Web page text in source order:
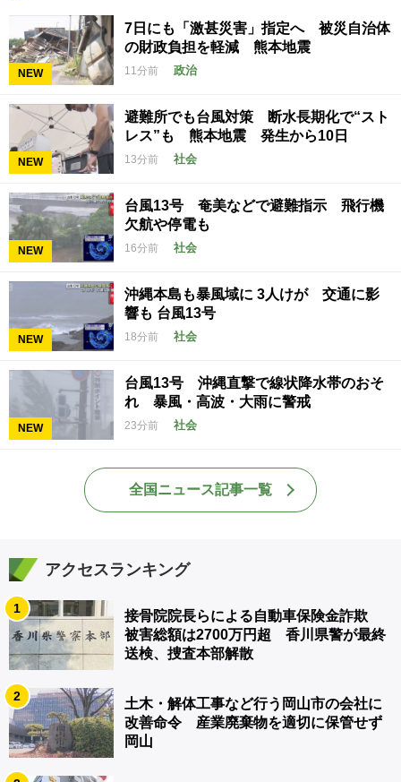
NEW
7日にも「激甚災害」指定へ 被災自治体
の財政負担を軽減 熊本地震
11分前 政治
NEW
避難所でも台風対策 断水長期化で“スト
レス”も 熊本地震 発生から10日
13分前 社会
NEW
台風13号 奄美などで避難指示 飛行機
欠航や停電も
16分前 社会
NEW
沖縄本島も暴風域に 3人けが 交通に影
響も 台風13号
18分前 社会
NEW
台風13号 沖縄直撃で線状降水帯のおそ
れ 暴風・高波・大雨に警戒
23分前 社会
全国ニュース記事一覧
アクセスランキング
1
接骨院院長らによる自動車保険金詐欺
被害総額は2700万円超 香川県警が最終
送検、捜査本部解散
2
土木・解体工事など行う岡山市の会社に
改善命令 産業廃棄物を適切に保管せず
岡山